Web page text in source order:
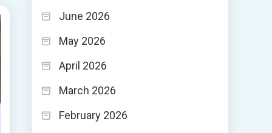
June 2026
May 2026
April 2026
March 2026
February 2026